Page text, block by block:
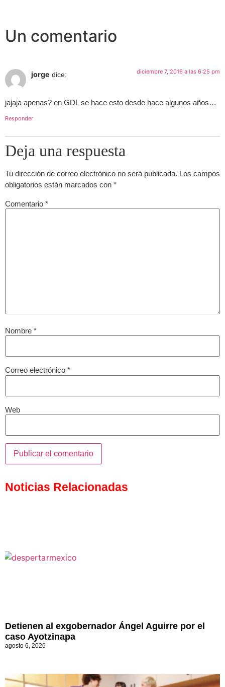
Un comentario
jorge dice: diciembre 7, 2016 a las 6:25 pm
jajaja apenas? en GDL se hace esto desde hace algunos años…
Responder
Deja una respuesta
Tu dirección de correo electrónico no será publicada. Los campos
obligatorios están marcados con *
Comentario *
Nombre *
Correo electrónico *
Web
Noticias Relacionadas
Detienen al exgobernador Ángel Aguirre por el
caso Ayotzinapa
agosto 6, 2026